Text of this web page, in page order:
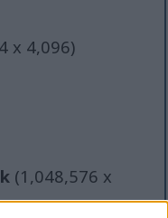
x 4,096)
(1,048,576 x